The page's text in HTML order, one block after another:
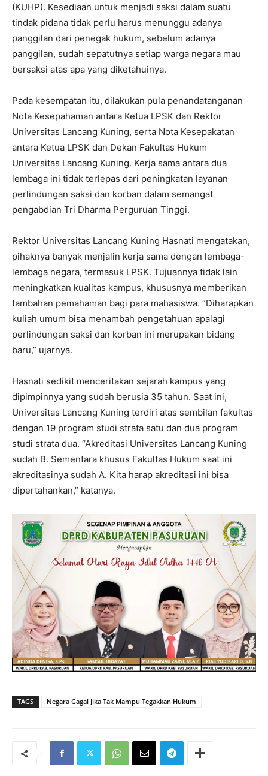
(KUHP). Kesediaan untuk menjadi saksi dalam suatu
tindak pidana tidak perlu harus menunggu adanya
panggilan dari penegak hukum, sebelum adanya
panggilan, sudah sepatutnya setiap warga negara mau
bersaksi atas apa yang diketahuinya.
Pada kesempatan itu, dilakukan pula penandatanganan
Nota Kesepahaman antara Ketua LPSK dan Rektor
Universitas Lancang Kuning, serta Nota Kesepakatan
antara Ketua LPSK dan Dekan Fakultas Hukum
Universitas Lancang Kuning. Kerja sama antara dua
lembaga ini tidak terlepas dari peningkatan layanan
perlindungan saksi dan korban dalam semangat
pengabdian Tri Dharma Perguruan Tinggi.
Rektor Universitas Lancang Kuning Hasnati mengatakan,
pihaknya banyak menjalin kerja sama dengan lembaga-
lembaga negara, termasuk LPSK. Tujuannya tidak lain
meningkatkan kualitas kampus, khususnya memberikan
tambahan pemahaman bagi para mahasiswa. “Diharapkan
kuliah umum bisa menambah pengetahuan apalagi
perlindungan saksi dan korban ini merupakan bidang
baru,” ujarnya.
Hasnati sedikit menceritakan sejarah kampus yang
dipimpinnya yang sudah berusia 35 tahun. Saat ini,
Universitas Lancang Kuning terdiri atas sembilan fakultas
dengan 19 program studi strata satu dan dua program
studi strata dua. “Akreditasi Universitas Lancang Kuning
sudah B. Sementara khusus Fakultas Hukum saat ini
akreditasinya sudah A. Kita harap akreditasi ini bisa
dipertahankan,” katanya.
TAGS Negara Gagal Jika Tak Mampu Tegakkan Hukum